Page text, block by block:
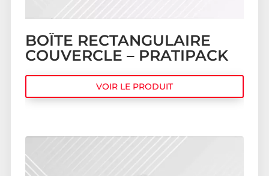
BOÎTE RECTANGULAIRE
COUVERCLE – PRATIPACK
VOIR LE PRODUIT